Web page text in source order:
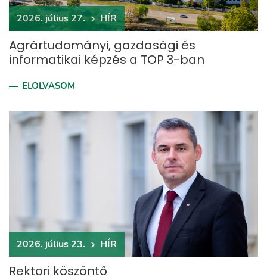
2026. július 27. HÍR
Agrártudományi, gazdasági és
informatikai képzés a TOP 3-ban
ELOLVASOM
2026. július 23. HÍR
Rektori köszöntő